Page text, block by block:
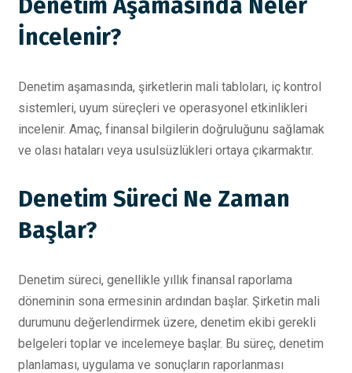
Denetim Aşamasında Neler
İncelenir?
Denetim aşamasında, şirketlerin mali tabloları, iç kontrol
sistemleri, uyum süreçleri ve operasyonel etkinlikleri
incelenir. Amaç, finansal bilgilerin doğruluğunu sağlamak
ve olası hataları veya usulsüzlükleri ortaya çıkarmaktır.
Denetim Süreci Ne Zaman
Başlar?
Denetim süreci, genellikle yıllık finansal raporlama
döneminin sona ermesinin ardından başlar. Şirketin mali
durumunu değerlendirmek üzere, denetim ekibi gerekli
belgeleri toplar ve incelemeye başlar. Bu süreç, denetim
planlaması, uygulama ve sonuçların raporlanması